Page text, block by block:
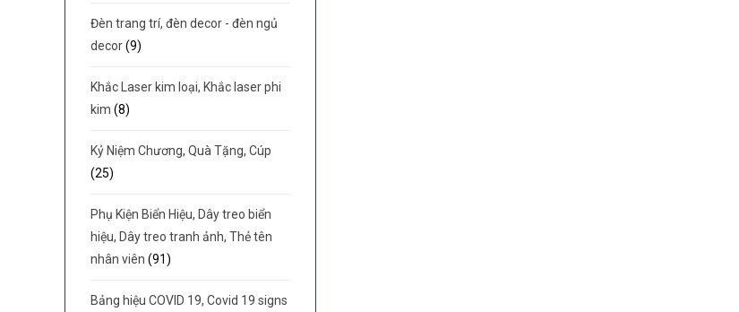
Đèn trang trí, đèn decor - đèn ngủ
decor(9)
Khắc Laser kim loại, Khắc laser phi
kim (8)
Kỷ Niệm Chương, Quà Tặng, Cúp
(25)
Phụ Kiện Biển Hiệu, Dây treo biển
hiệu, Dây treo tranh ảnh, Thẻ tên
nhân viên (91)
Bảng hiệu COVID 19, Covid 19 signs